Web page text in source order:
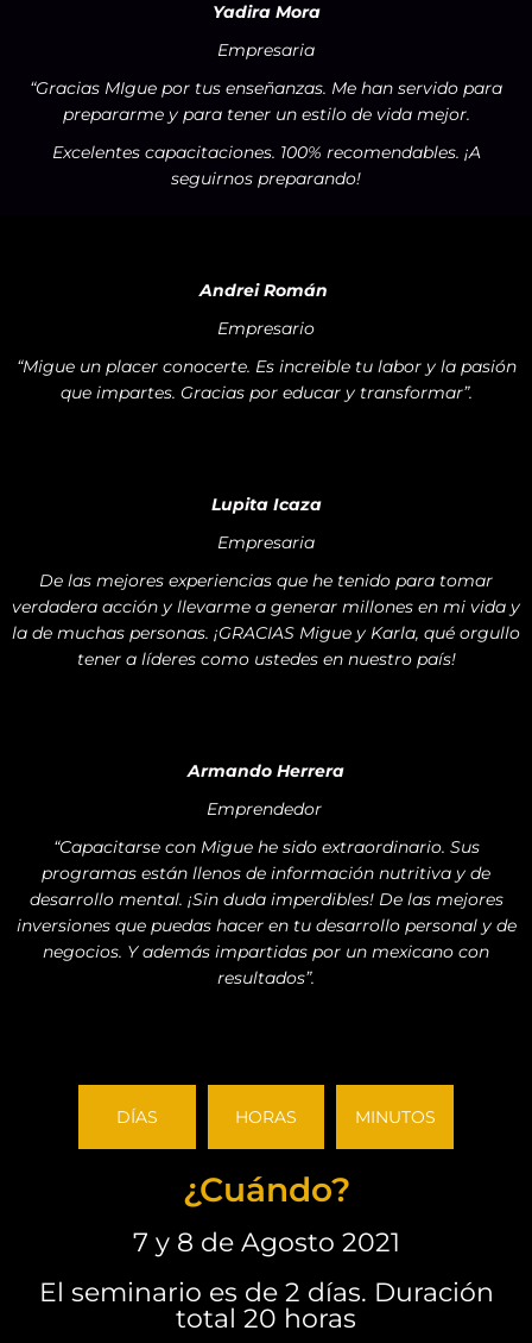
Yadira Mora
Empresaria
“Gracias MIgue por tus enseñanzas. Me han servido para
prepararme y para tener un estilo de vida mejor.
Excelentes capacitaciones. 100% recomendables. ¡A
seguirnos preparando!
Andrei Román
Empresario
“Migue un placer conocerte. Es increible tu labor y la pasión
que impartes. Gracias por educar y transformar”.
Lupita Icaza
Empresaria
De las mejores experiencias que he tenido para tomar
verdadera acción y llevarme a generar millones en mi vida y
la de muchas personas. ¡GRACIAS Migue y Karla, qué orgullo
tener a líderes como ustedes en nuestro país!
Armando Herrera
Emprendedor
“Capacitarse con Migue he sido extraordinario. Sus
programas están llenos de información nutritiva y de
desarrollo mental. ¡Sin duda imperdibles! De las mejores
inversiones que puedas hacer en tu desarrollo personal y de
negocios. Y además impartidas por un mexicano con
resultados”.
DÍAS HORAS MINUTOS
¿Cuándo?
7 y 8 de Agosto 2021
El seminario es de 2 días. Duración
total 20 horas